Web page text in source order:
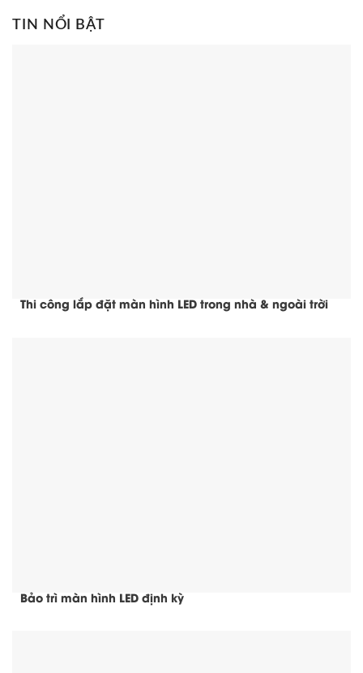
TIN NỔI BẬT
Thi công lắp đặt màn hình LED trong nhà & ngoài trời
Bảo trì màn hình LED định kỳ